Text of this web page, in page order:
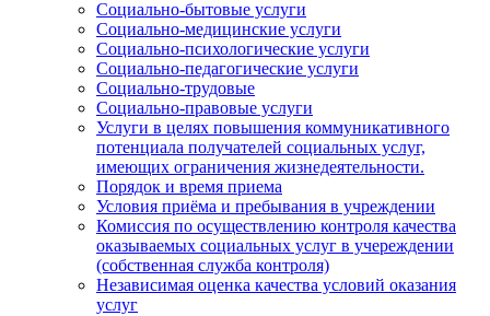
Социально-бытовые услуги
Социально-медицинские услуги
Социально-психологические услуги
Социально-педагогические услуги
Социально-трудовые
Социально-правовые услуги
Услуги в целях повышения коммуникативного
потенциала получателей социальных услуг,
имеющих ограничения жизнедеятельности.
Порядок и время приема
Условия приёма и пребывания в учреждении
Комиссия по осуществлению контроля качества
оказываемых социальных услуг в учереждении
(собственная служба контроля)
Независимая оценка качества условий оказания
услуг